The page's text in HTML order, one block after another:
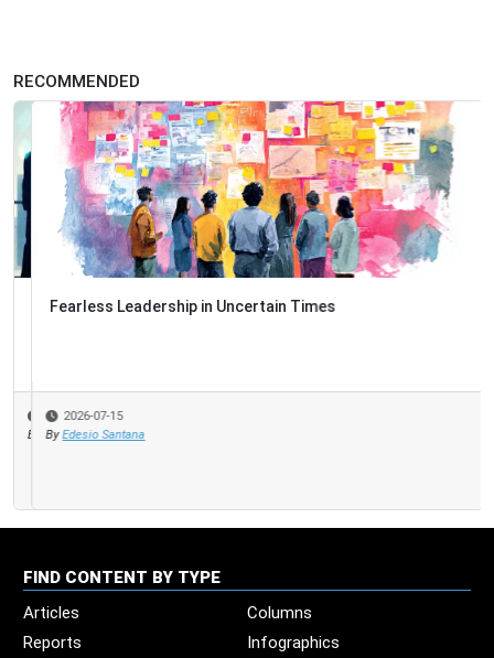
RECOMMENDED
Fearless Leadership in Uncertain Times
2026-07-15
By
Edesio Santana
FIND CONTENT BY TYPE
Articles
Columns
Reports
Infographics